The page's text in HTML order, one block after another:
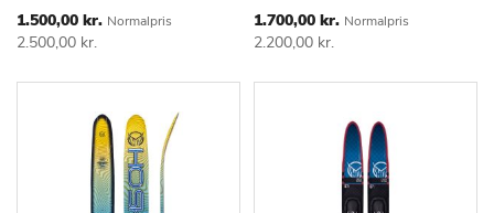
ØNSKE
Special
Price
1.500,00 kr. Normalpris
2.500,00 kr.
ØNSKE
Special
Price
1.700,00 kr. Normalpris
2.200,00 kr.